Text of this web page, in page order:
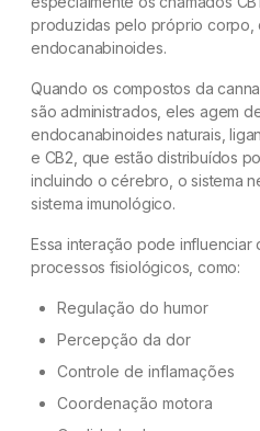
produzidas pelo próprio corpo,
endocanabinoides.
Quando os compostos da
são administrados, eles agem
endocanabinoides naturais,
e CB2, que estão distribuídos
incluindo o cérebro, o sistema
sistema imunológico.
Essa interação pode influenciar
processos fisiológicos, como:
Regulação do humor
Percepção da dor
Controle de inflamações
Coordenação motora